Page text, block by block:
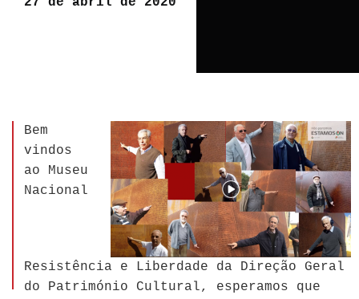
Bem
vindos
ao Museu
Nacional
Resistência e Liberdade da Direção Geral
do Património Cultural, esperamos que